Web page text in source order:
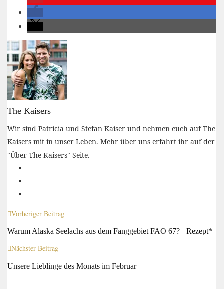
The Kaisers
Wir sind Patricia und Stefan Kaiser und nehmen euch auf The
Kaisers mit in unser Leben. Mehr über uns erfahrt ihr auf der
"Über The Kaisers"-Seite.
Vorheriger Beitrag
Warum Alaska Seelachs aus dem Fanggebiet FAO 67? +Rezept*
Nächster Beitrag
Unsere Lieblinge des Monats im Februar